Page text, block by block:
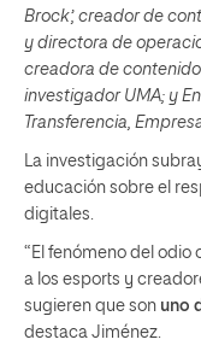
Brock’, creador de
y directora de
creadora de contenido
investigador UMA; y
Transferencia,
La investigación
educación sobre el
digitales.
“El fenómeno del odio
a los esports y
sugieren que son uno
destaca Jiménez.